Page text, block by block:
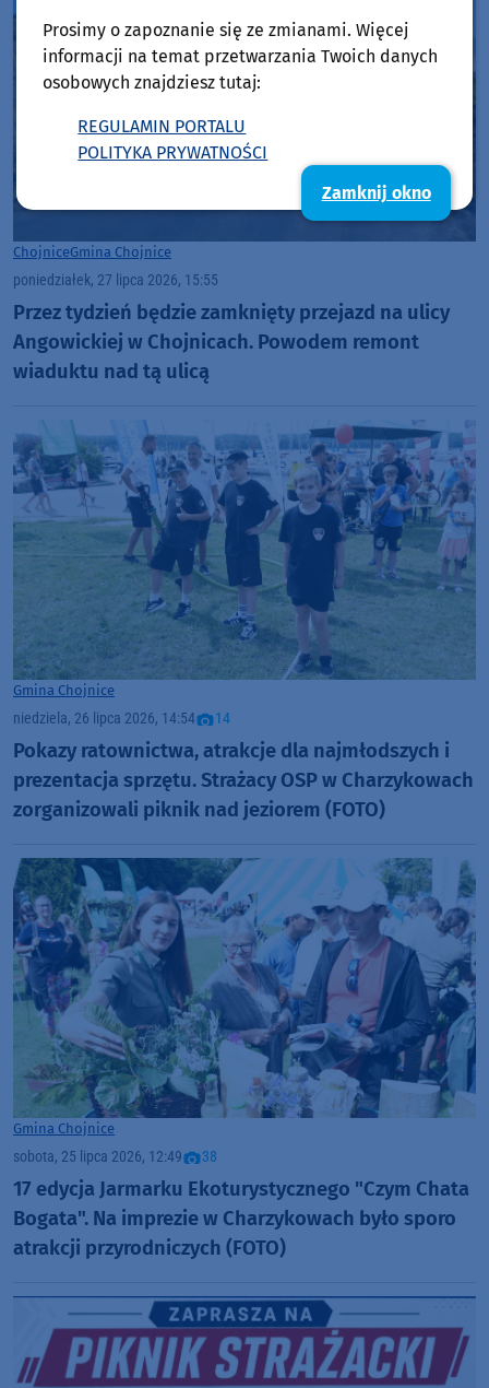
ChojniceGmina Chojnice
poniedziałek, 27 lipca 2026, 15:55
Przez tydzień będzie zamknięty przejazd na ulicy
Angowickiej w Chojnicach. Powodem remont
wiaduktu nad tą ulicą
Gmina Chojnice
niedziela, 26 lipca 2026, 14:54 14
Pokazy ratownictwa, atrakcje dla najmłodszych i
prezentacja sprzętu. Strażacy OSP w Charzykowach
zorganizowali piknik nad jeziorem (FOTO)
Gmina Chojnice
sobota, 25 lipca 2026, 12:49 38
17 edycja Jarmarku Ekoturystycznego "Czym Chata
Bogata". Na imprezie w Charzykowach było sporo
atrakcji przyrodniczych (FOTO)
Prosimy o zapoznanie się ze zmianami. Więcej
informacji na temat przetwarzania Twoich danych
osobowych znajdziesz tutaj:
REGULAMIN PORTALU
POLITYKA PRYWATNOŚCI
Zamknij okno